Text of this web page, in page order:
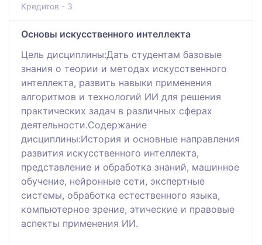
Кредитов - 3
Основы искусственного интеллекта
Цель дисциплины:Дать студентам базовые
знания о теории и методах искусственного
интеллекта, развить навыки применения
алгоритмов и технологий ИИ для решения
практических задач в различных сферах
деятельности.Содержание
дисциплины:История и основные направления
развития искусственного интеллекта,
представление и обработка знаний, машинное
обучение, нейронные сети, экспертные
системы, обработка естественного языка,
компьютерное зрение, этические и правовые
аспекты применения ИИ.